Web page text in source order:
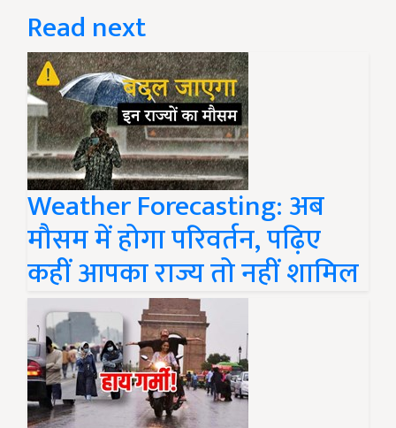
Read next
Weather Forecasting: अब
मौसम में होगा परिवर्तन, पढ़िए
कहीं आपका राज्य तो नहीं शामिल